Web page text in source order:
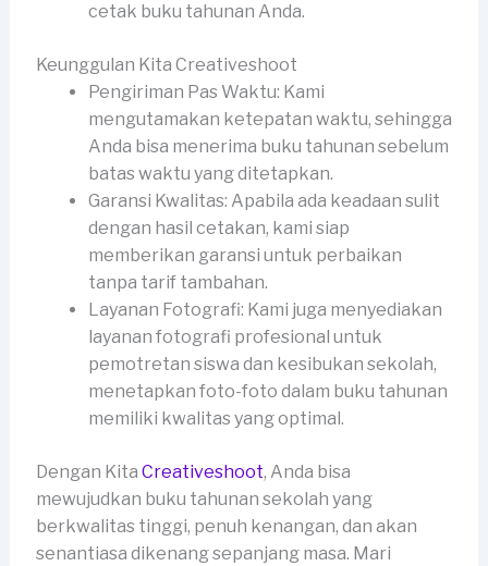
cetak buku tahunan Anda.
Keunggulan Kita Creativeshoot
Pengiriman Pas Waktu: Kami
mengutamakan ketepatan waktu, sehingga
Anda bisa menerima buku tahunan sebelum
batas waktu yang ditetapkan.
Garansi Kwalitas: Apabila ada keadaan sulit
dengan hasil cetakan, kami siap
memberikan garansi untuk perbaikan
tanpa tarif tambahan.
Layanan Fotografi: Kami juga menyediakan
layanan fotografi profesional untuk
pemotretan siswa dan kesibukan sekolah,
menetapkan foto-foto dalam buku tahunan
memiliki kwalitas yang optimal.
Dengan Kita Creativeshoot, Anda bisa
mewujudkan buku tahunan sekolah yang
berkwalitas tinggi, penuh kenangan, dan akan
senantiasa dikenang sepanjang masa. Mari